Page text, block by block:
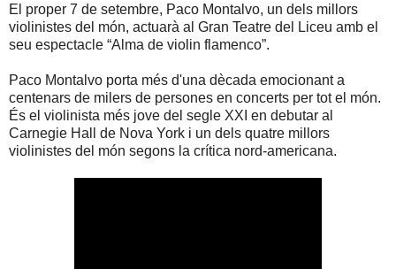
El proper 7 de setembre, Paco Montalvo, un dels millors
violinistes del món, actuarà al Gran Teatre del Liceu amb el
seu espectacle “Alma de violin flamenco”.
Paco Montalvo porta més d'una dècada emocionant a
centenars de milers de persones en concerts per tot el món.
És el violinista més jove del segle XXI en debutar al
Carnegie Hall de Nova York i un dels quatre millors
violinistes del món segons la crítica nord-americana.